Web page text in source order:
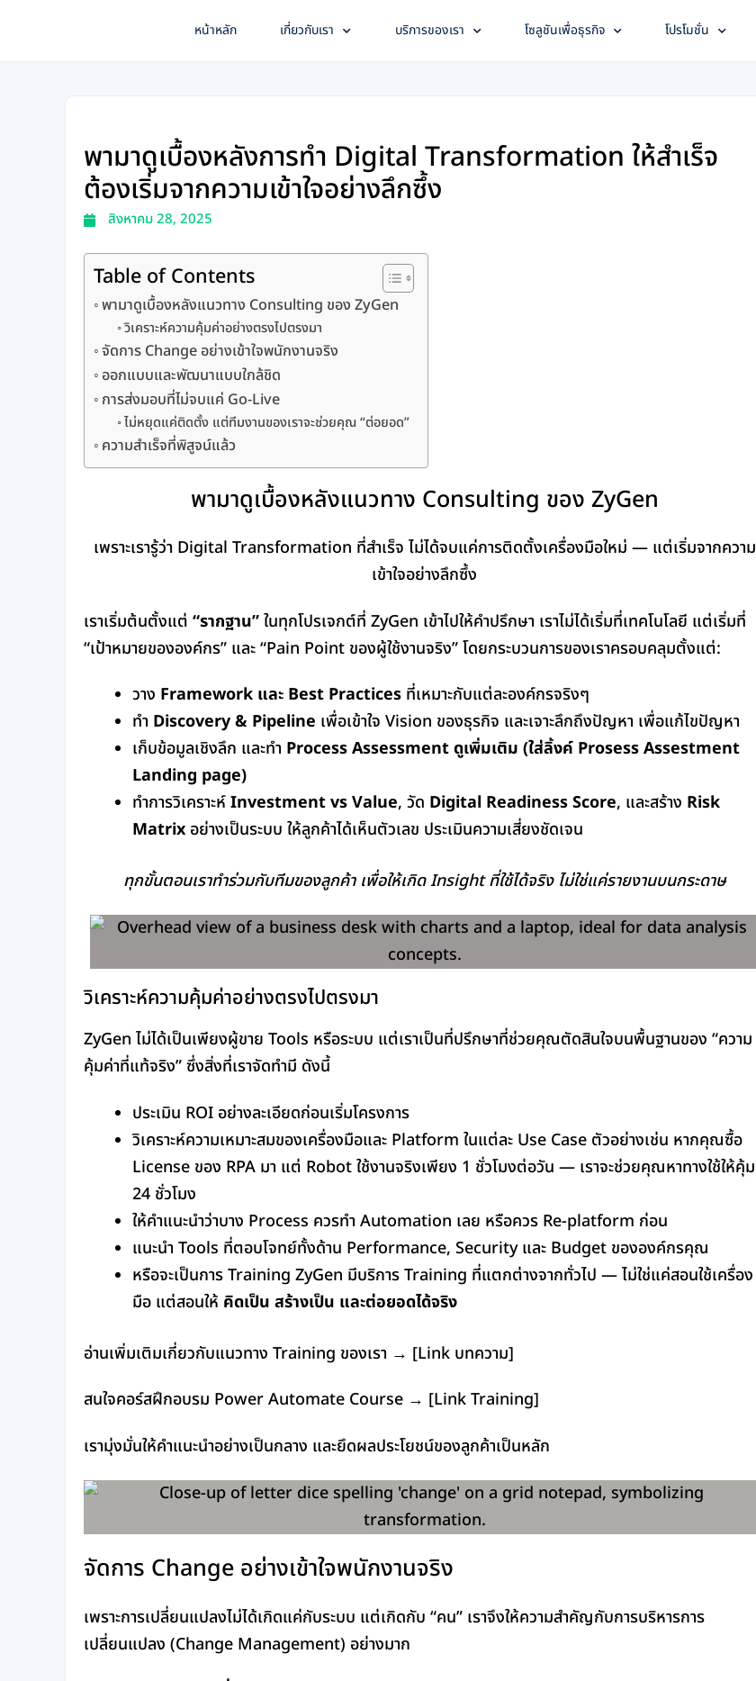
หน้าหลัก เกี่ยวกับเรา บริการของเรา โซลูชันเพื่อธุรกิจ โปรโมชั่น
พามาดูเบื้องหลังการทำ Digital Transformation ให้สำเร็จ
ต้องเริ่มจากความเข้าใจอย่างลึกซึ้ง
สิงหาคม 28, 2025
Table of Contents
พามาดูเบื้องหลังแนวทาง Consulting ของ ZyGen
วิเคราะห์ความคุ้มค่าอย่างตรงไปตรงมา
จัดการ Change อย่างเข้าใจพนักงานจริง
ออกแบบและพัฒนาแบบใกล้ชิด
การส่งมอบที่ไม่จบแค่ Go-Live
ไม่หยุดแค่ติดตั้ง แต่ทีมงานของเราจะช่วยคุณ “ต่อยอด”
ความสำเร็จที่พิสูจน์แล้ว
พามาดูเบื้องหลังแนวทาง Consulting ของ ZyGen
เพราะเรารู้ว่า Digital Transformation ที่สำเร็จ ไม่ได้จบแค่การติดตั้งเครื่องมือใหม่ — แต่เริ่มจากความ
เข้าใจอย่างลึกซึ้ง
เราเริ่มต้นตั้งแต่ “รากฐาน”ในทุกโปรเจกต์ที่ ZyGen เข้าไปให้คำปรึกษา เราไม่ได้เริ่มที่เทคโนโลยี แต่เริ่มที่
“เป้าหมายขององค์กร” และ “Pain Point ของผู้ใช้งานจริง” โดยกระบวนการของเราครอบคลุมตั้งแต่:
วาง Framework และ Best Practices ที่เหมาะกับแต่ละองค์กรจริงๆ
ทำ Discovery & Pipeline เพื่อเข้าใจ Vision ของธุรกิจ และเจาะลึกถึงปัญหา เพื่อแก้ไขปัญหา
เก็บข้อมูลเชิงลึก และทำ Process Assessment ดูเพิ่มเติม (ใส่ลิ้งค์ Prosess Assestment
Landing page)
ทำการวิเคราะห์Investment vs Value, วัด Digital Readiness Score, และสร้าง Risk
Matrix อย่างเป็นระบบ ให้ลูกค้าได้เห็นตัวเลข ประเมินความเสี่ยงชัดเจน
ทุกขั้นตอนเราทำร่วมกับทีมของลูกค้า เพื่อให้เกิด Insight ที่ใช้ได้จริง ไม่ใช่แค่รายงานบนกระดาษ
วิเคราะห์ความคุ้มค่าอย่างตรงไปตรงมา
ZyGen ไม่ได้เป็นเพียงผู้ขาย Tools หรือระบบ แต่เราเป็นที่ปรึกษาที่ช่วยคุณตัดสินใจบนพื้นฐานของ “ความ
คุ้มค่าที่แท้จริง” ซึ่งสิ่งที่เราจัดทำมี ดังนี้
ประเมิน ROI อย่างละเอียดก่อนเริ่มโครงการ
วิเคราะห์ความเหมาะสมของเครื่องมือและ Platform ในแต่ละ Use Case ตัวอย่างเช่น หากคุณซื้อ
License ของ RPA มา แต่ Robot ใช้งานจริงเพียง 1 ชั่วโมงต่อวัน — เราจะช่วยคุณหาทางใช้ให้คุ้ม
24 ชั่วโมง
ให้คำแนะนำว่าบาง Process ควรทำ Automation เลย หรือควร Re-platform ก่อน
แนะนำ Tools ที่ตอบโจทย์ทั้งด้าน Performance, Security และ Budget ขององค์กรคุณ
หรือจะเป็นการ Training ZyGen มีบริการ Training ที่แตกต่างจากทั่วไป — ไม่ใช่แค่สอนใช้เครื่อง
มือ แต่สอนให้ คิดเป็น สร้างเป็น และต่อยอดได้จริง
อ่านเพิ่มเติมเกี่ยวกับแนวทาง Training ของเรา → [Link บทความ]
สนใจคอร์สฝึกอบรม Power Automate Course → [Link Training]
เรามุ่งมั่นให้คำแนะนำอย่างเป็นกลาง และยึดผลประโยชน์ของลูกค้าเป็นหลัก
จัดการ Change อย่างเข้าใจพนักงานจริง
เพราะการเปลี่ยนแปลงไม่ได้เกิดแค่กับระบบ แต่เกิดกับ “คน” เราจึงให้ความสำคัญกับการบริหารการ
เปลี่ยนแปลง (Change Management) อย่างมาก